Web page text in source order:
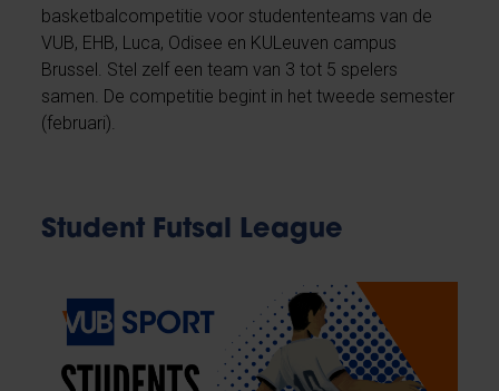
basketbalcompetitie voor studententeams van de
VUB, EHB, Luca, Odisee en KULeuven campus
Brussel. Stel zelf een team van 3 tot 5 spelers
samen. De competitie begint in het tweede semester
(februari).
Student Futsal League